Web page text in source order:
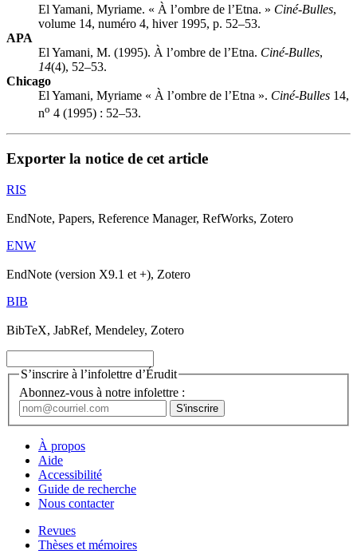
El Yamani, Myriame. « À l’ombre de l’Etna. » Ciné-Bulles,
volume 14, numéro 4, hiver 1995, p. 52–53.
APA
El Yamani, M. (1995). À l’ombre de l’Etna. Ciné-Bulles,
14(4), 52–53.
Chicago
El Yamani, Myriame « À l’ombre de l’Etna ». Ciné-Bulles 14,
no 4 (1995) : 52–53.
Exporter la notice de cet article
RIS
EndNote, Papers, Reference Manager, RefWorks, Zotero
ENW
EndNote (version X9.1 et +), Zotero
BIB
BibTeX, JabRef, Mendeley, Zotero
S’inscrire à l’infolettre d’Érudit
Abonnez-vous à notre infolettre :
À propos
Aide
Accessibilité
Guide de recherche
Nous contacter
Revues
Thèses et mémoires